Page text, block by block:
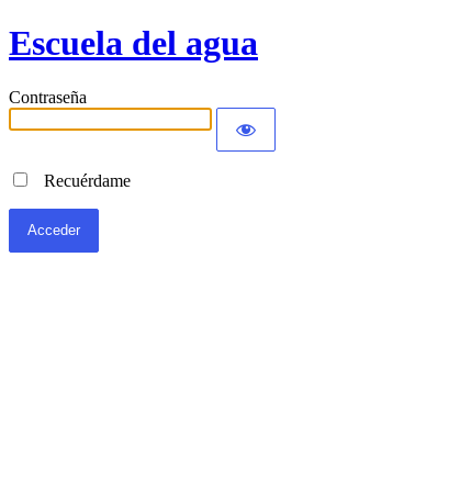
Escuela del agua
Contraseña
Recuérdame